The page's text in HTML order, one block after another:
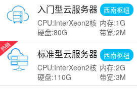
入门型云服务器 西南枢纽
CPU:InterXeon2核 内存:1G
硬盘:80G
带宽:2M
标准型云服务器 西南枢纽
CPU:InterXeon2核 内存:2G
硬盘:110G
带宽:3M